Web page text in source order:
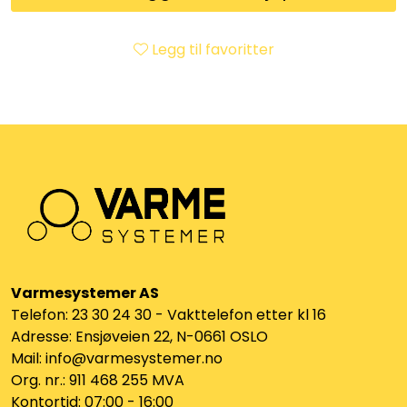
Legg til favoritter
Varmesystemer AS
Telefon: 23 30 24 30 - Vakttelefon etter kl 16
Adresse: Ensjøveien 22, N-0661 OSLO
Mail: info@varmesystemer.no
Org. nr.: 911 468 255 MVA
Kontortid: 07:00 - 16:00
Klemringskoblinger
Planfront radiatorer
Watersafe
Elektrokjeler